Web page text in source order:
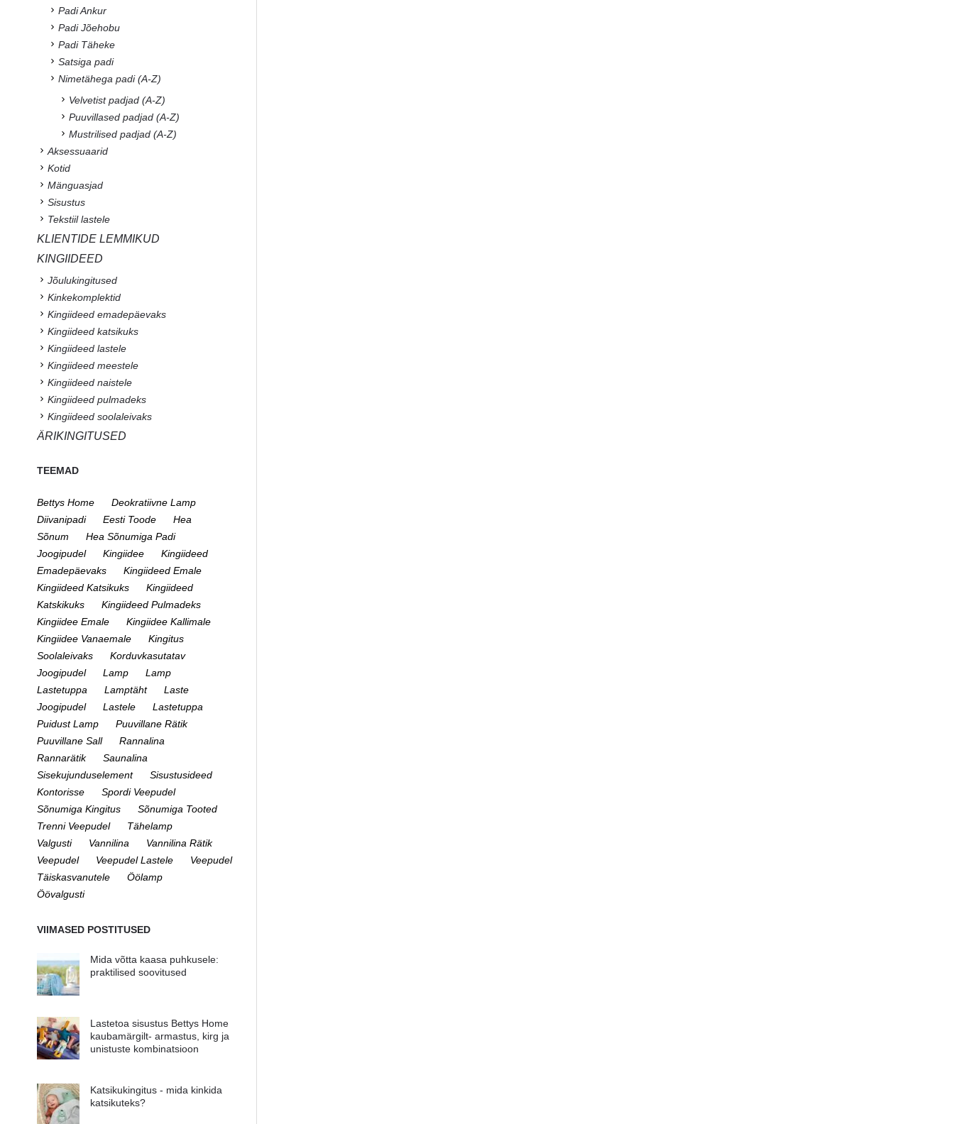
Padi Ankur
Padi Jõehobu
Padi Täheke
Satsiga padi
Nimetähega padi (A-Z)
Velvetist padjad (A-Z)
Puuvillased padjad (A-Z)
Mustrilised padjad (A-Z)
Aksessuaarid
Kotid
Mänguasjad
Sisustus
Tekstiil lastele
KLIENTIDE LEMMIKUD
KINGIIDEED
Jõulukingitused
Kinkekomplektid
Kingiideed emadepäevaks
Kingiideed katsikuks
Kingiideed lastele
Kingiideed meestele
Kingiideed naistele
Kingiideed pulmadeks
Kingiideed soolaleivaks
ÄRIKINGITUSED
TEEMAD
Bettys Home
Deokratiivne Lamp
Diivanipadi
Eesti Toode
Hea
Sõnum
Hea Sõnumiga Padi
Joogipudel
Kingiidee
Kingiideed
Emadepäevaks
Kingiideed Emale
Kingiideed Katsikuks
Kingiideed
Katskikuks
Kingiideed Pulmadeks
Kingiidee Emale
Kingiidee Kallimale
Kingiidee Vanaemale
Kingitus
Soolaleivaks
Korduvkasutatav
Joogipudel
Lamp
Lamp
Lastetuppa
Lamptäht
Laste
Joogipudel
Lastele
Lastetuppa
Puidust Lamp
Puuvillane Rätik
Puuvillane Sall
Rannalina
Rannarätik
Saunalina
Sisekujunduselement
Sisustusideed
Kontorisse
Spordi Veepudel
Sõnumiga Kingitus
Sõnumiga Tooted
Trenni Veepudel
Tähelamp
Valgusti
Vannilina
Vannilina Rätik
Veepudel
Veepudel Lastele
Veepudel
Täiskasvanutele
Öölamp
Öövalgusti
VIIMASED POSTITUSED
Mida võtta kaasa puhkusele:
praktilised soovitused
Lastetoa sisustus Bettys Home
kaubamärgilt- armastus, kirg ja
unistuste kombinatsioon
Katsikukingitus - mida kinkida
katsikuteks?